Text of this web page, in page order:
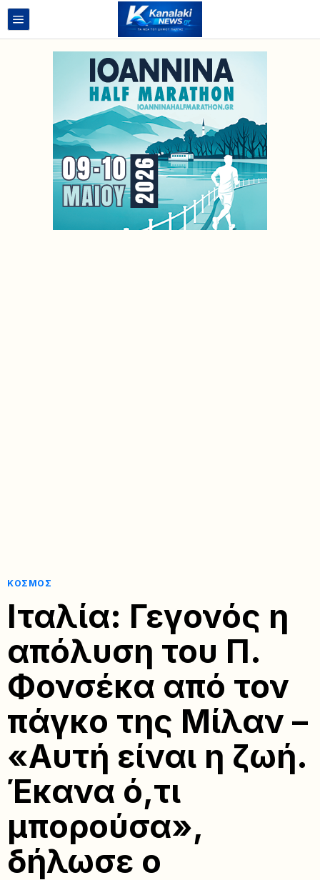
ΚΌΣΜΟΣ
Ιταλία: Γεγονός η
απόλυση του Π.
Φονσέκα από τον
πάγκο της Μίλαν –
«Αυτή είναι η ζωή.
Έκανα ό,τι
μπορούσα»,
δήλωσε ο